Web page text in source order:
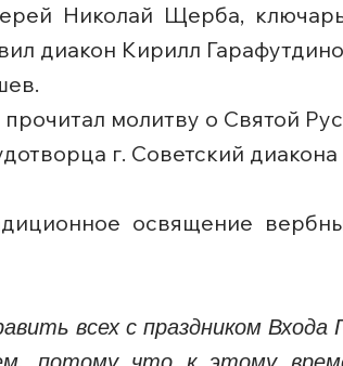
Николай Щерба,
диакон Кирилл
молитву о Святой
г. Советский
освящение
всех с праздником Входа